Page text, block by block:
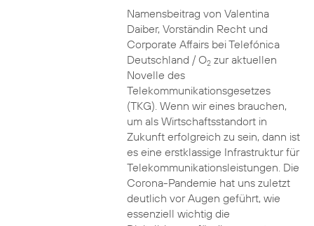
Namensbeitrag von Valentina
Daiber, Vorständin Recht und
Corporate Affairs bei Telefónica
Deutschland / O2zur aktuellen
Novelle des
Telekommunikationsgesetzes
(TKG). Wenn wir eines brauchen,
um als Wirtschaftsstandort in
Zukunft erfolgreich zu sein, dann ist
es eine erstklassige Infrastruktur für
Telekommunikationsleistungen. Die
Corona-Pandemie hat uns zuletzt
deutlich vor Augen geführt, wie
essenziell wichtig die